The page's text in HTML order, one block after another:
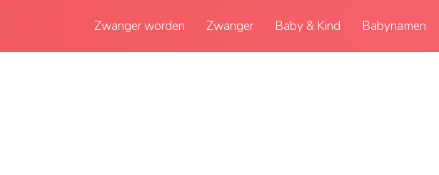
Zwanger worden Zwanger Baby & Kind Babynamen